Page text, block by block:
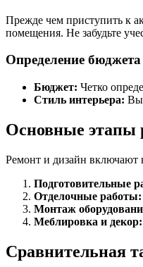
Прежде чем приступить к
помещения. Не забудьте
Определение
Бюджет: Четко
Стиль интерьера:
Основные этапы
Ремонт и дизайн включают
Подготовительные
Отделочные работы:
Монтаж
Меблировка и декор:
Сравнительная